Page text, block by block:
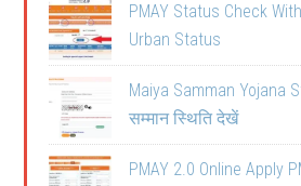
PMAY Status Check
Urban Status
Maiya Samman Yojana
सम्मान स्थिति देखें
PMAY 2.0 Online Apply